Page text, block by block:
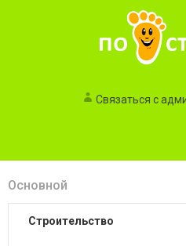
Связаться с
Основной
строительство